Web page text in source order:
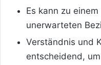
Es kann zu
unerwarteten
Verständnis und
entscheidend,